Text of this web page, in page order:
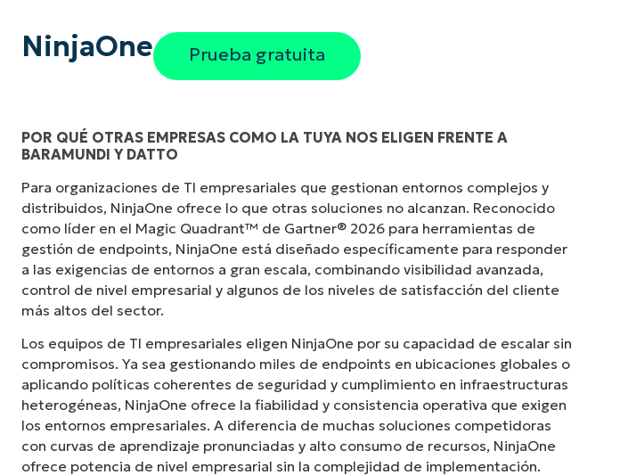
NinjaOne Prueba gratuita
POR QUÉ OTRAS EMPRESAS COMO LA TUYA NOS ELIGEN FRENTE A
BARAMUNDI Y DATTO
Para organizaciones de TI empresariales que gestionan entornos complejos y
distribuidos, NinjaOne ofrece lo que otras soluciones no alcanzan. Reconocido
como líder en el Magic Quadrant™ de Gartner® 2026 para herramientas de
gestión de endpoints, NinjaOne está diseñado específicamente para responder
a las exigencias de entornos a gran escala, combinando visibilidad avanzada,
control de nivel empresarial y algunos de los niveles de satisfacción del cliente
más altos del sector.
Los equipos de TI empresariales eligen NinjaOne por su capacidad de escalar sin
compromisos. Ya sea gestionando miles de endpoints en ubicaciones globales o
aplicando políticas coherentes de seguridad y cumplimiento en infraestructuras
heterogéneas, NinjaOne ofrece la fiabilidad y consistencia operativa que exigen
los entornos empresariales. A diferencia de muchas soluciones competidoras
con curvas de aprendizaje pronunciadas y alto consumo de recursos, NinjaOne
ofrece potencia de nivel empresarial sin la complejidad de implementación.
«Antes, necesitaba entre 10 y 15 herramientas diferentes para hacer lo que
NinjaOne logra en una sola interfaz centralizada. NinjaOne hace la vida
mucho más fácil».
Ernie Turner
Director de TI en